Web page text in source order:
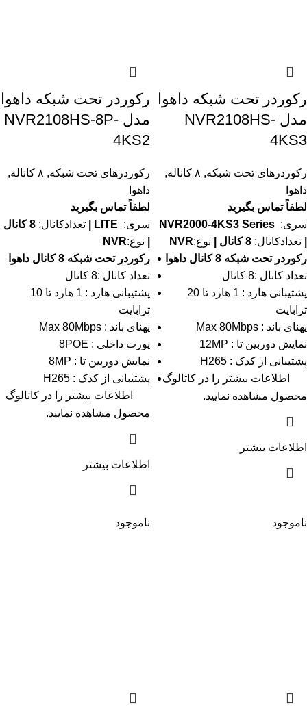
رکوردر تحت شبکه داهوا
مدل NVR2108HS-
4KS3
رکوردرهای تحت شبکه, ۸ کاناله
,
داهوا
لطفاً تماس بگیرید
سری:
تعدادکانال: نوع:NVR
رکوردر تحت شبکه 8 کانال داهوا
تعداد کانال :8 کانال
پشتیبانی هارد : 1 هارد تا 20
ترابایت
پهنای باند : Max 80Mbps
نمایش دوربین تا : 12MP
پشتیبانی از کدک : H265
اطلاعات بیشتر را در کاتالوگ
محصول مشاهده نمایید.
اطلاعات بیشتر
رکوردر تحت شبکه داهوا
مدل NVR2108HS-8P-
4KS2
رکوردرهای تحت شبکه, ۸ کاناله
,
داهوا
لطفاً تماس بگیرید
سری:
تعدادکانال:
8 کانال
نوع:NVR
رکوردر تحت شبکه 8 کانال داهوا
تعداد کانال :8 کانال
پشتیبانی هارد : 1 هارد تا 10
ترابایت
پهنای باند : Max 80Mbps
پورت داخلی : 8POE
نمایش دوربین تا : 8MP
پشتیبانی از کدک : H265
اطلاعات بیشتر را در کاتالوگ
محصول مشاهده نمایید.
اطلاعات بیشتر
ناموجود ناموجود